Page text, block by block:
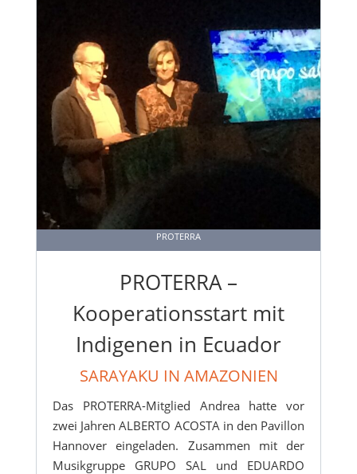
PROTERRA
PROTERRA –
Kooperationsstart mit
Indigenen in Ecuador
SARAYAKU IN AMAZONIEN
Das PROTERRA-Mitglied Andrea hatte vor
zwei Jahren ALBERTO ACOSTA in den Pavillon
Hannover eingeladen. Zusammen mit der
Musikgruppe GRUPO SAL und EDUARDO